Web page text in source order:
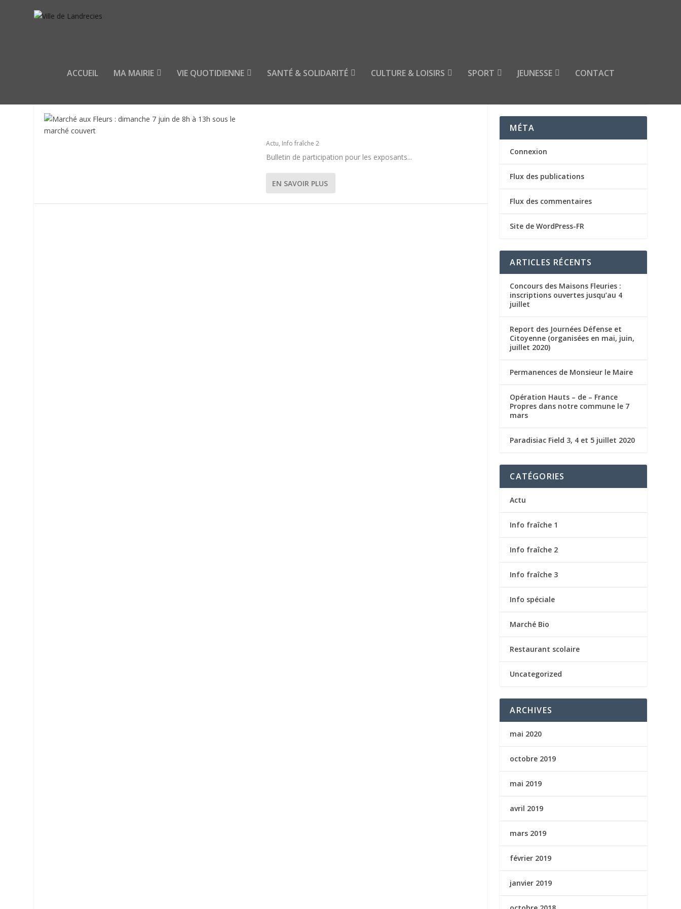
ACCUEIL MA MAIRIE VIE QUOTIDIENNE SANTÉ & SOLIDARITÉ CULTURE & LOISIRS SPORT JEUNESSE CONTACT
Actu, Info fraîche 2
Bulletin de participation pour les exposants...
EN SAVOIR PLUS
MÉTA
Connexion
Flux des publications
Flux des commentaires
Site de WordPress-FR
ARTICLES RÉCENTS
Concours des Maisons Fleuries :
inscriptions ouvertes jusqu’au 4
juillet
Report des Journées Défense et
Citoyenne (organisées en mai, juin,
juillet 2020)
Permanences de Monsieur le Maire
Opération Hauts – de – France
Propres dans notre commune le 7
mars
Paradisiac Field 3, 4 et 5 juillet 2020
CATÉGORIES
Actu
Info fraîche 1
Info fraîche 2
Info fraîche 3
Info spéciale
Marché Bio
Restaurant scolaire
Uncategorized
ARCHIVES
mai 2020
octobre 2019
mai 2019
avril 2019
mars 2019
février 2019
janvier 2019